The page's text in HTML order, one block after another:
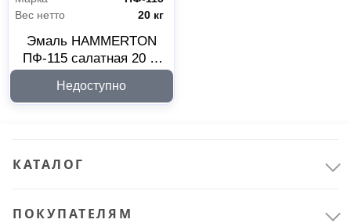
Отделочные материалы 17
Вес нетто
20 кг
Эмаль HAMMERTON
ПФ-115 салатная 20 кг
Недоступно
КАТАЛОГ
ПОКУПАТЕЛЯМ